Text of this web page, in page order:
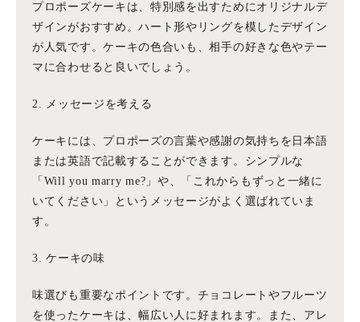
プロポーズケーキは、特別感を出すためにオリジナルデ
ザインがおすすめ。ハート形やリングを模したデザイン
が人気です。ケーキの色合いも、相手の好きな色やテー
マに合わせると良いでしょう。
2. メッセージを考える
ケーキには、プロポーズの言葉や感謝の気持ちを日本語
または英語で記載することができます。シンプルな
「Will you marry me?」や、「これからもずっと一緒に
いてください」というメッセージがよく選ばれていま
す。
3. ケーキの味
味選びも重要なポイントです。チョコレートやフルーツ
を使ったケーキは、幅広い人に好まれます。また、アレ